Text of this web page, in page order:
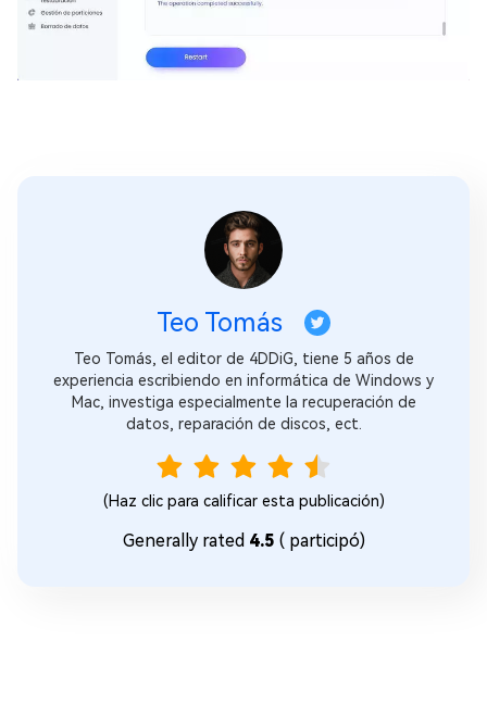
Teo Tomás
Teo Tomás, el editor de 4DDiG, tiene 5 años de
experiencia escribiendo en informática de Windows y
Mac, investiga especialmente la recuperación de
datos, reparación de discos, ect.
(Haz clic para calificar esta publicación)
Generally rated 4.5 ( participó)